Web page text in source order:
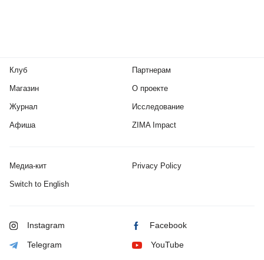
Клуб
Магазин
Журнал
Афиша
Партнерам
О проекте
Исследование
ZIMA Impact
Медиа-кит Privacy Policy
Switch to English
Instagram Facebook
Telegram YouTube